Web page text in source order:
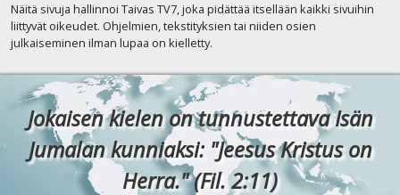
Näitä sivuja hallinnoi Taivas TV7, joka pidättää itsellään kaikki sivuihin
liittyvät oikeudet. Ohjelmien, tekstityksien tai niiden osien
julkaiseminen ilman lupaa on kielletty.
Jokaisen kielen on tunnustettava Isän
Jumalan kunniaksi: "Jeesus Kristus on
Herra." (Fil. 2:11)